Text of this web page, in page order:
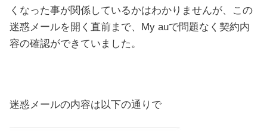
くなった事が関係しているかはわかりませんが、この
迷惑メールを開く直前まで、My auで問題なく契約内
容の確認ができていました。
迷惑メールの内容は以下の通りで